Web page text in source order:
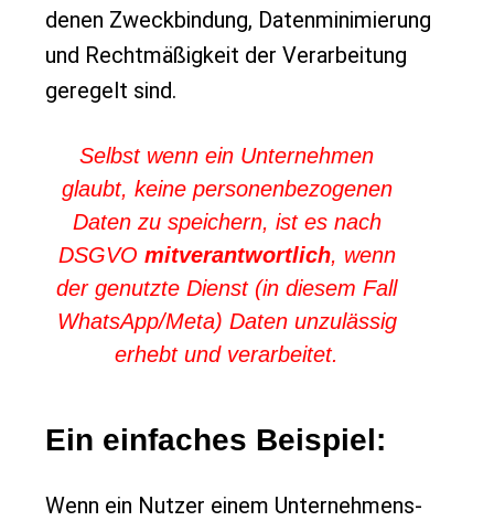
denen Zweckbindung, Datenminimierung
und Rechtmäßigkeit der Verarbeitung
geregelt sind.
Selbst wenn ein Unternehmen
glaubt, keine personenbezogenen
Daten zu speichern, ist es nach
DSGVO mitverantwortlich, wenn
der genutzte Dienst (in diesem Fall
WhatsApp/Meta) Daten unzulässig
erhebt und verarbeitet.
Ein einfaches Beispiel:
Wenn ein Nutzer einem Unternehmens-